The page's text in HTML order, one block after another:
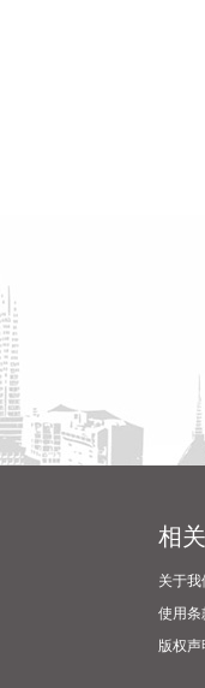
相
关于我
使用条
版权声